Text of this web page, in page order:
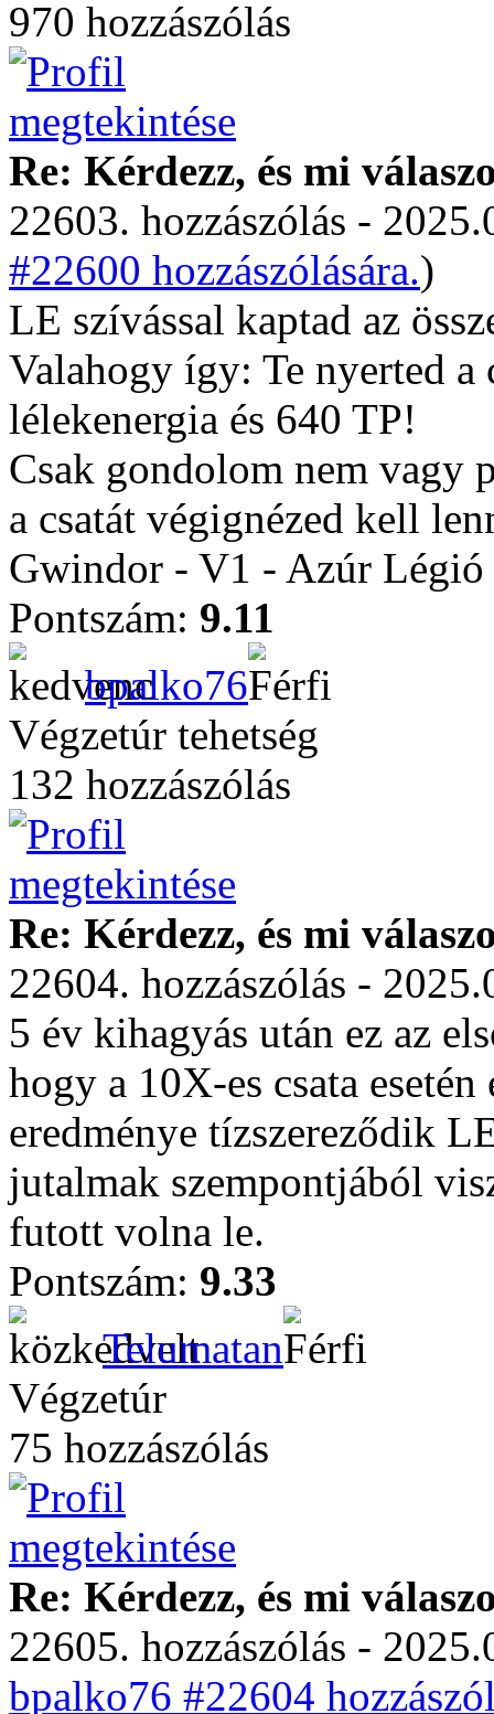
970 hozzászólás
Re: Kérdezz, és mi
22603. hozzászólás -
#22600 hozzászólására.)
LE szívással kaptad az
Valahogy így: Te nyerted
lélekenergia és 640 TP!
Csak gondolom nem vagy
a csatát végignézed kell
Gwindor - V1 - Azúr Légió
Pontszám: 9.11
bpalko76
Végzetúr tehetség
132 hozzászólás
Re: Kérdezz, és mi
22604. hozzászólás -
5 év kihagyás után ez az
hogy a 10X-es csata
eredménye tízszereződik
jutalmak szempontjából
futott volna le.
Pontszám: 9.33
Telumatan
Végzetúr
75 hozzászólás
Re: Kérdezz, és mi
22605. hozzászólás -
bpalko76 #22604